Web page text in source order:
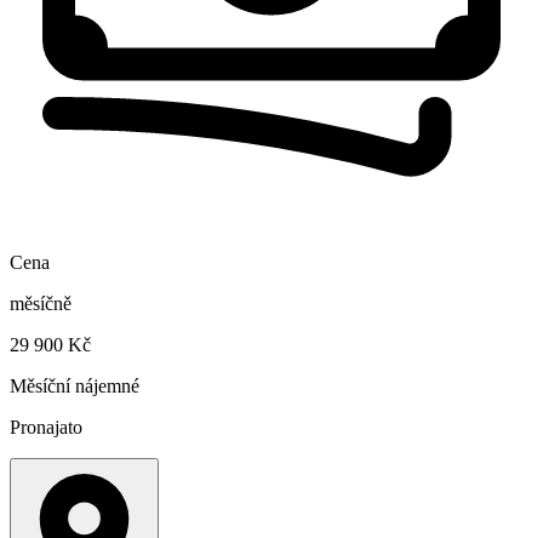
Cena
měsíčně
29 900 Kč
Měsíční nájemné
Pronajato